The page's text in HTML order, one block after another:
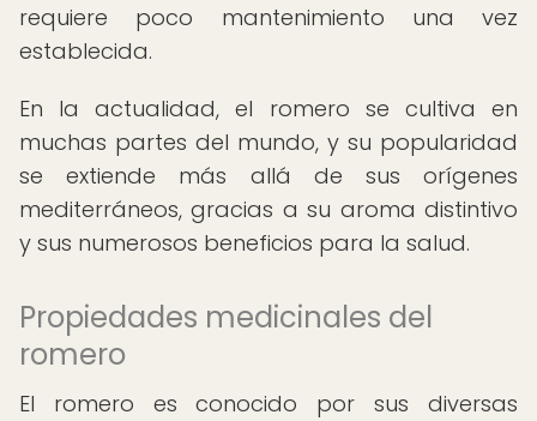
requiere poco mantenimiento una vez
establecida.
En la actualidad, el romero se cultiva en
muchas partes del mundo, y su popularidad
se extiende más allá de sus orígenes
mediterráneos, gracias a su aroma distintivo
y sus numerosos beneficios para la salud.
Propiedades medicinales del
romero
El romero es conocido por sus diversas